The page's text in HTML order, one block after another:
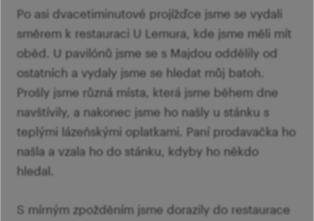
Po asi dvacetiminutové projížďce jsme se vydali
směrem k restauraci U Lemura, kde jsme měli mít
oběd. U pavilónů jsme se s Majdou oddělily od
ostatních a vydaly jsme se hledat můj batoh.
Prošly jsme různá místa, která jsme během dne
navštívily, a nakonec jsme ho našly u stánku s
teplými lázeňskými oplatkami. Paní prodavačka ho
našla a vzala ho do stánku, kdyby ho někdo
hledal.
S mírným zpožděním jsme dorazily do restaurace